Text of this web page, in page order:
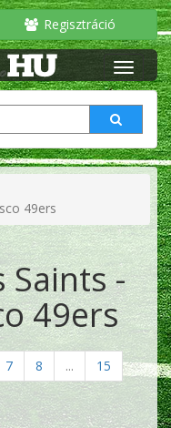
Regisztráció
49ers
Saints -
49ers
7 8 ...
15